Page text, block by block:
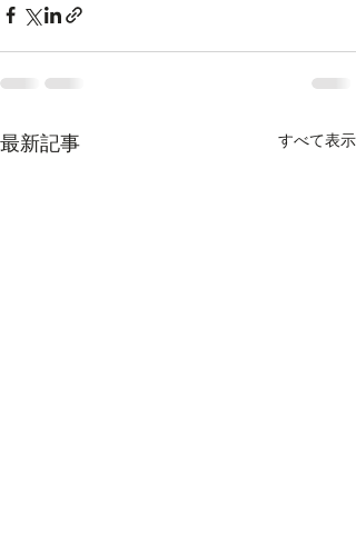
最新記事 すべて表示